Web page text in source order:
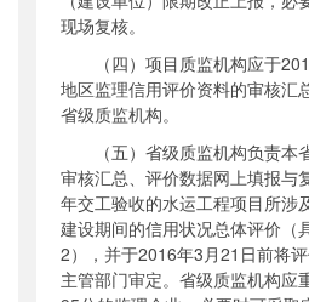
现场复核。
（四）项目质监机构应于
地区监理信用评价资料的审核汇
省级质监机构。
（五）省级质监机构负责
审核汇总、评价数据网上填报与
年交工验收的水运工程项目所涉
建设期间的信用状况总体评价（
2），并于2016年3月21 日前将
主管部门审定。省级质监机构应